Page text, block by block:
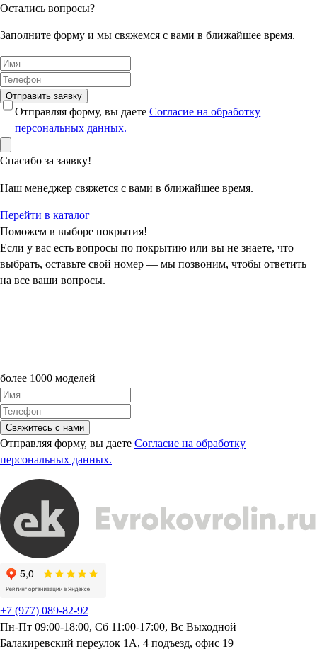
Остались вопросы?
Заполните форму и мы свяжемся с вами в ближайшее время.
Отправить заявку
Отправляя форму, вы даетеСогласие на обработку
персональных данных.
Спасибо за заявку!
Наш менеджер свяжется с вами в ближайшее время.
Перейти в каталог
Поможем в выборе покрытия!
Если у вас есть вопросы по покрытию или вы не знаете, что
выбрать, оставьте свой номер — мы позвоним, чтобы ответить
на все ваши вопросы.
более 1000 моделей
Свяжитесь с нами
Отправляя форму, вы даете Согласие на обработку
персональных данных.
+7 (977) 089-82-92
Пн-Пт 09:00-18:00, Сб 11:00-17:00, Вс Выходной
Балакиревский переулок 1А, 4 подъезд, офис 19